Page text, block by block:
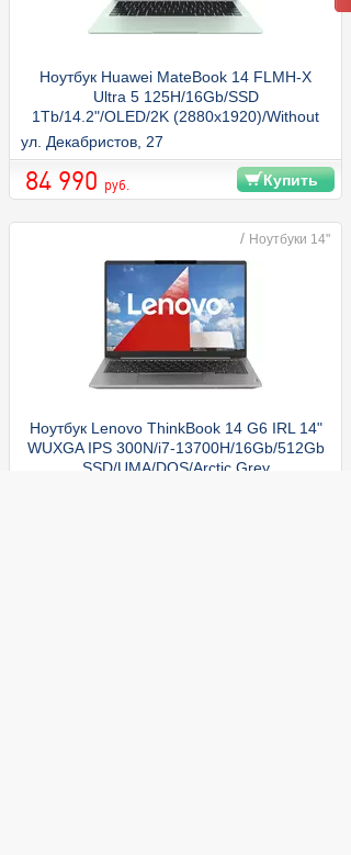
Ноутбук Huawei MateBook 14 FLMH-X
Ultra 5 125H/16Gb/SSD
1Tb/14.2"/OLED/2K (2880х1920)/Without
OS/Green
ул. Декабристов, 27
84 990 руб. Купить
/ Ноутбуки 14"
Ноутбук Lenovo ThinkBook 14 G6 IRL 14"
WUXGA IPS 300N/i7-13700H/16Gb/512Gb
SSD/UMA/DOS/Arctic Grey